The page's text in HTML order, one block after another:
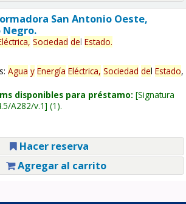
San Antonio Oeste,
Negro.
Sociedad del Estado.
Agua y Energía Eléctrica, Sociedad del Estado,
disponibles para préstamo: Signatura
A282/v.1 (1).
Hacer reserva
Agregar al carrito